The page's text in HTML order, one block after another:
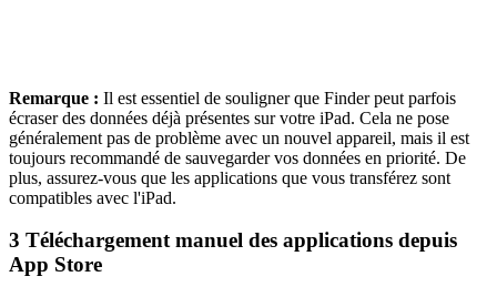
Remarque : Il est essentiel de souligner que Finder peut parfois
écraser des données déjà présentes sur votre iPad. Cela ne pose
généralement pas de problème avec un nouvel appareil, mais il est
toujours recommandé de sauvegarder vos données en priorité. De
plus, assurez-vous que les applications que vous transférez sont
compatibles avec l'iPad.
3 Téléchargement manuel des applications depuis
App Store